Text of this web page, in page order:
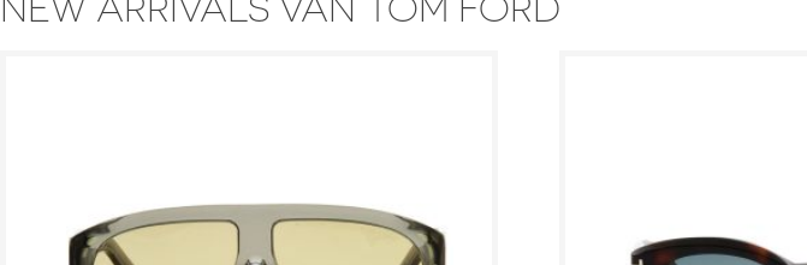
NEW ARRIVALS VAN TOM FORD